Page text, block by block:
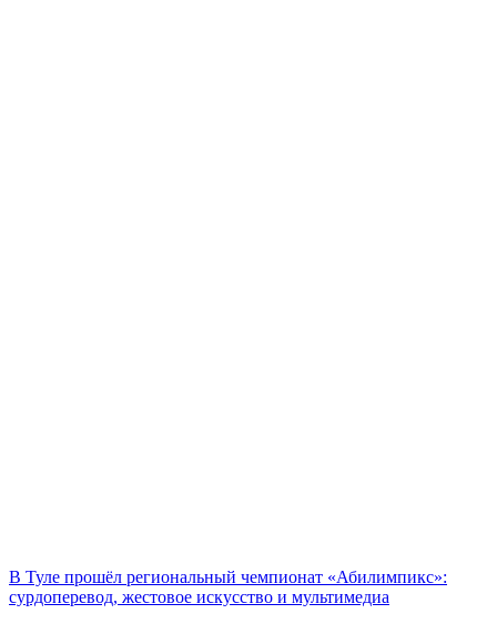
В Туле прошёл региональный чемпионат «Абилимпикс»:
сурдоперевод, жестовое искусство и мультимедиа